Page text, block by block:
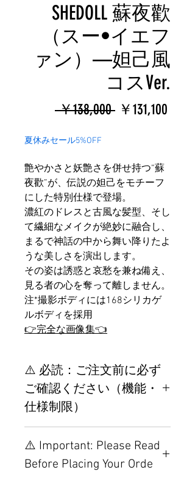
SHEDOLL 蘇夜歡
（スー•イエフ
ァン）—妲己風
コスVer.
￥138,000 通
格
￥131,100
夏休みセール5%OFF
艶やかさと妖艶さを併せ持つ“蘇
夜歡”が、伝説の妲己をモチーフ
にした特別仕様で登場。
濃紅のドレスと古風な髪型、そし
て繊細なメイクが絶妙に融合し、
まるで神話の中から舞い降りたよ
うな美しさを演出します。
その姿は誘惑と哀愁を兼ね備え、
見る者の心を奪って離しません。
注*撮影ボディには168シリカゲ
ルボディを採用
👉完全な画像集👈
⚠️ 必読：ご注文前に必ず
ご確認ください（機能・
仕様制限）
置制限について
その他の配置はTPEに関連し
⚠️ Important: Please Read
Before Placing Your Orde